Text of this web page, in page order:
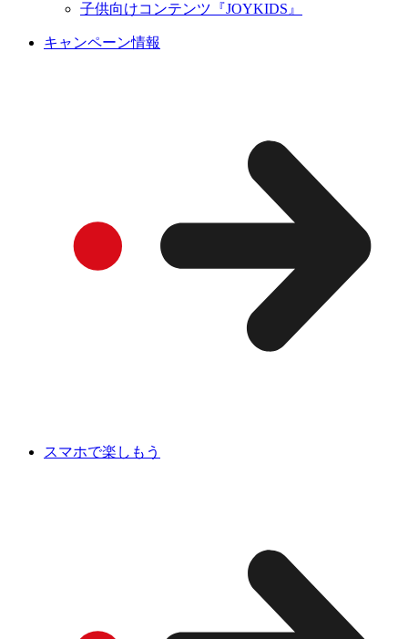
子供向けコンテンツ『JOYKIDS』
キャンペーン情報
スマホで楽しもう